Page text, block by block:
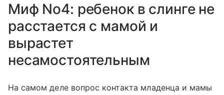
Миф No4: ребенок в слинге не
расстается с мамой и
вырастет
несамостоятельным
На самом деле вопрос контакта младенца и мамы